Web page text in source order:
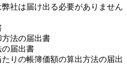
社は届け出る必要がありません
方法の届出書
の届出書
たりの帳簿価額の算出方法の届出